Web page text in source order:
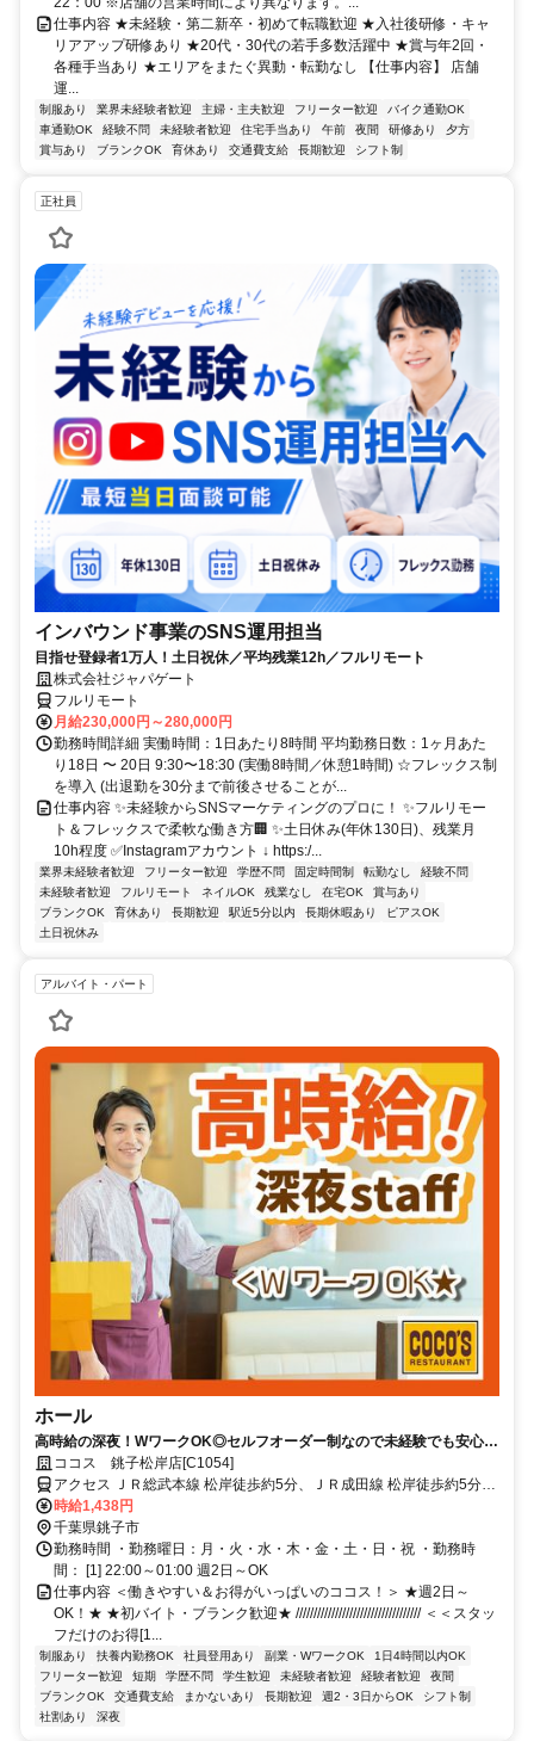
仕事内容 ★未経験・第二新卒・初めて転職歓迎 ★入社後研修・キャ
リアアップ研修あり ★20代・30代の若手多数活躍中 ★賞与年2回・
各種手当あり ★エリアをまたぐ異動・転勤なし 【仕事内容】 店舗
運...
制服あり 業界未経験者歓迎 主婦・主夫歓迎 フリーター歓迎
バイク通勤OK
車通勤OK
経験不問 未経験者歓迎 住宅手当あり 午前 夜間 研修あり
夕方
賞与あり
ブランクOK 育休あり 交通費支給 長期歓迎 シフト制
正社員
インバウンド事業のSNS運用担当
目指せ登録者1万人！土日祝休／平均残業12h／フルリモート
株式会社ジャパゲート
フルリモート
月給230,000円～280,000円
勤務時間詳細 実働時間：1日あたり8時間 平均勤務日数：1ヶ月あた
り18日 〜 20日 9:30〜18:30 (実働8時間／休憩1時間) ☆フレックス制
を導入 (出退勤を30分まで前後させることが...
仕事内容 ✨未経験からSNSマーケティングのプロに！ ✨フルリモー
ト＆フレックスで柔軟な働き方🏢 ✨土日休み(年休130日)、残業月
10h程度 ✅Instagramアカウント ↓ https:/...
業界未経験者歓迎 フリーター歓迎 学歴不問 固定時間制 転勤なし
経験不問
未経験者歓迎
フルリモート ネイルOK 残業なし 在宅OK
賞与あり
ブランクOK
育休あり 長期歓迎 駅近5分以内 長期休暇あり
ピアスOK
土日祝休み
アルバイト・パート
ホール
高時給の深夜！WワークOK◎セルフオーダー制なので未経験でも安心！
週2日～OK！短期OK！
ココス 銚子松岸店[C1054]
アクセス ＪＲ総武本線 松岸徒歩約5分、ＪＲ成田線 松岸徒歩約5分、
銚子電気鉄道 銚子徒歩約41分 「松岸駅」徒歩5分/国道356号線
時給1,438円
千葉県銚子市
勤務時間 ・勤務曜日：月・火・水・木・金・土・日・祝 ・勤務時
間： [1] 22:00～01:00 週2日～OK
仕事内容 ＜働きやすい＆お得がいっぱいのココス！＞ ★週2日～
OK！★ ★初バイト・ブランク歓迎★ /////////////////////////////////// ＜＜スタッ
フだけのお得[1...
制服あり 扶養内勤務OK 社員登用あり 副業・WワークOK
1日4時間以内OK
フリーター歓迎
短期 学歴不問 学生歓迎 未経験者歓迎 経験者歓迎
夜間
ブランクOK
交通費支給 まかないあり 長期歓迎 週2・3日からOK
シフト制
社割あり
深夜